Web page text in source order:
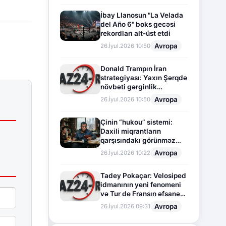
İbay Llanosun "La Velada
del Año 6" boks gecəsi
rekordları alt-üst etdi
26.İyul.2026 10:50 Avropa
Donald Trampın İran
strategiyası: Yaxın Şərqdə
növbəti gərginlik
mərhələsi
26.İyul.2026 10:50 Avropa
Çinin “hukou” sistemi:
Daxili miqrantların
qarşısındakı görünməz
sədd
26.İyul.2026 10:22 Avropa
Tadey Pokaçar: Velosiped
idmanının yeni fenomeni
və Tur de Fransın əfsanəvi
səhifəsi
26.İyul.2026 09:31 Avropa